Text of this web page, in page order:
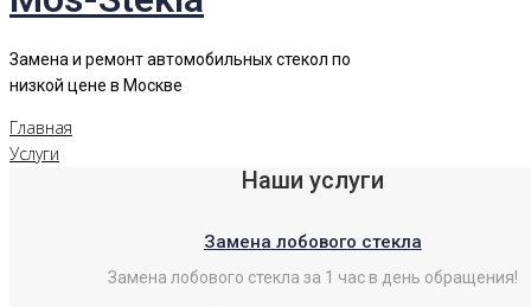
Замена и ремонт автомобильных стекол по
низкой цене в Москве
Главная
Услуги
Наши услуги
Замена лобового стекла
Замена лобового стекла за 1 час в день обращения!